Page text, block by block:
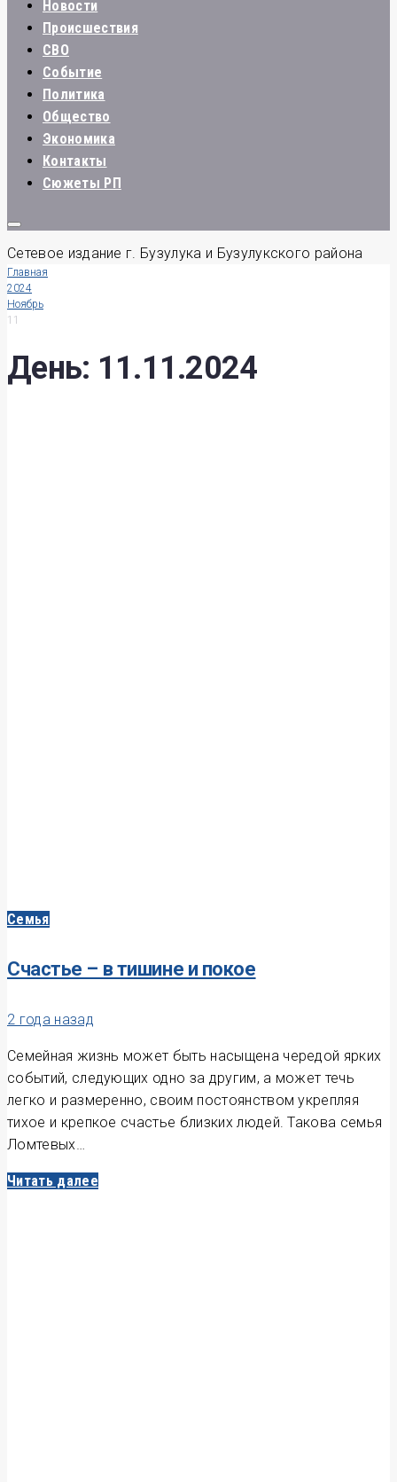
Новости
Происшествия
СВО
Событие
Политика
Общество
Экономика
Контакты
Сюжеты РП
Сетевое издание г. Бузулука и Бузулукского района
Главная
2024
Ноябрь
11
День: 11.11.2024
Семья
Счастье – в тишине и покое
2 года назад
Семейная жизнь может быть насыщена чередой ярких
событий, следующих одно за другим, а может течь
легко и размеренно, своим постоянством укрепляя
тихое и крепкое счастье близких людей. Такова семья
Ломтевых…
Читать далее